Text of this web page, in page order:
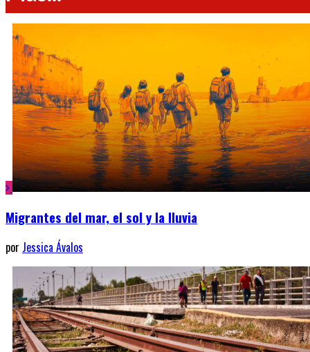
Migrantes del mar, el sol y la lluvia
por Jessica Ávalos